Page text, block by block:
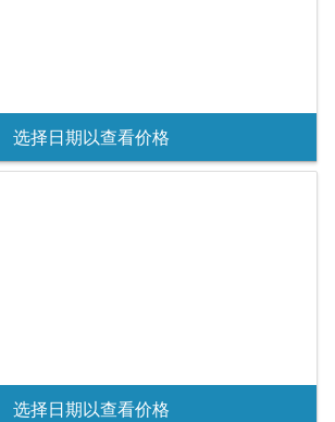
选择日期以查看价格
选择日期以查看价格